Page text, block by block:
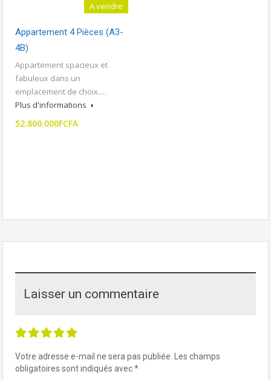
A vendre
Appartement 4 Pièces (A3-
4B)
Appartement spacieux et
fabuleux dans un
emplacement de choix.…
Plus d'informations
52.800.000FCFA
Laisser un commentaire
Votre adresse e-mail ne sera pas publiée. Les champs
obligatoires sont indiqués avec*